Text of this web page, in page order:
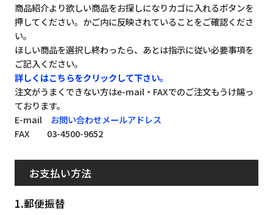
商品紹介より欲しい商品をお探しになりカゴに入れるボタンを
押してください。かご内に反映されていることをご確認くださ
い。
ほしい商品を選択し終わったら、あとは指示に従い必要事項を
ご記入ください。
詳しくはこちらをクリックして下さい。
注文がうまくできない方はe-mail・FAXでのご注文もうけ賜っ
ております。
E-mail お問い合わせメールアドレス
FAX 03-4500-9652
お支払い方法
1.郵便振替